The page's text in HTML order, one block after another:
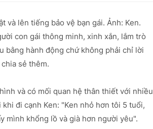
và lên tiếng bảo vệ bạn gái. Ảnh: Ken.
con gái thông minh, xinh xắn, lắm trò
bằng hành động chứ không phải chỉ lời
sẻ thêm.
và có mối quan hệ thân thiết với nhiều
đi cạnh Ken: "Ken nhỏ hơn tôi 5 tuổi,
mình khổng lồ và già hơn người yêu".